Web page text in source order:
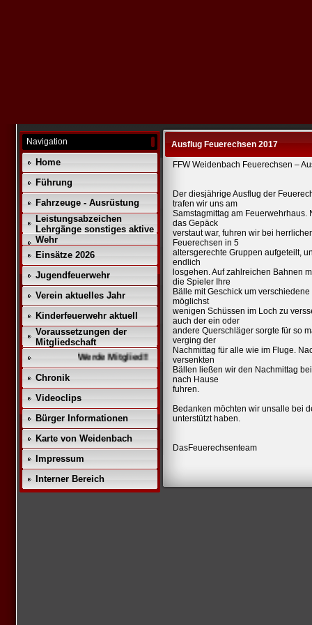
Navigation
Home
Führung
Fahrzeuge - Ausrüstung
Leistungsabzeichen
Lehrgänge sonstiges aktive
Wehr
Einsätze 2026
Jugendfeuerwehr
Verein aktuelles Jahr
Kinderfeuerwehr aktuell
Voraussetzungen der
Mitgliedschaft
Werde Mitglied!!
Chronik
Videoclips
Bürger Informationen
Karte von Weidenbach
Impressum
Interner Bereich
Ausflug Feuerechsen 2017
FFW Weidenbach Feuerechsen –
Der diesjährige Ausflug der
trafen wir uns am
Samstagmittag am
das Gepäck
verstaut war, fuhren wir bei
Feuerechsen in 5
altersgerechte Gruppen aufgeteilt,
endlich
losgehen. Auf zahlreichen Bahnen
die Spieler Ihre
Bälle mit Geschick um
möglichst
wenigen Schüssen im Loch zu
auch der ein oder
andere Querschläger sorgte für so
verging der
Nachmittag für alle wie im Fluge.
versenkten
Bällen ließen wir den Nachmittag
nach Hause
fuhren.
Bedanken möchten wir unsalle bei
unterstützt haben.
DasFeuerechsenteam